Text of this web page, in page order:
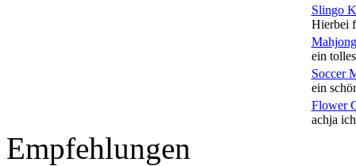
Slingo
Hierbei
ein
Soccer
ein
Flower
achja
Empfehlungen